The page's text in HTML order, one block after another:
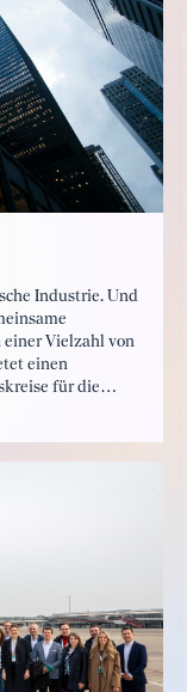
Industrie. Und
einer Vielzahl von
einen
für die
und welche